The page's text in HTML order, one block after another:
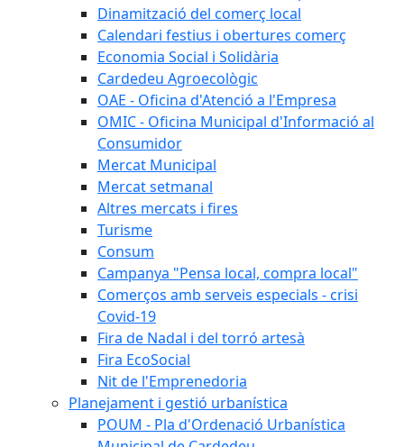
Dinamització del comerç local
Calendari festius i obertures comerç
Economia Social i Solidària
Cardedeu Agroecològic
OAE - Oficina d'Atenció a l'Empresa
OMIC - Oficina Municipal d'Informació al
Consumidor
Mercat Municipal
Mercat setmanal
Altres mercats i fires
Turisme
Consum
Campanya "Pensa local, compra local"
Comerços amb serveis especials - crisi
Covid-19
Fira de Nadal i del torró artesà
Fira EcoSocial
Nit de l'Emprenedoria
Planejament i gestió urbanística
POUM - Pla d'Ordenació Urbanística